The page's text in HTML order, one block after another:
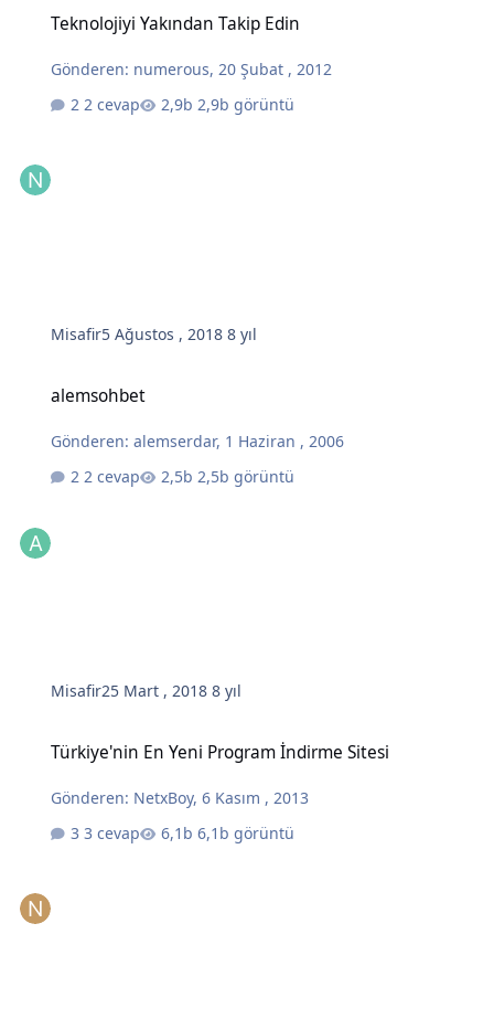
Teknolojiyi Yakından Takip Edin
Gönderen: numerous,20 Şubat , 2012
2 cevap
2,9b görüntü
Misafir5 Ağustos , 20188 yıl
alemsohbet
Gönderen:alemserdar, 1 Haziran , 2006
2 cevap
2,5b görüntü
Misafir25 Mart , 20188 yıl
Türkiye'nin En Yeni Program İndirme Sitesi
Gönderen: NetxBoy,6 Kasım , 2013
3 cevap
6,1b görüntü